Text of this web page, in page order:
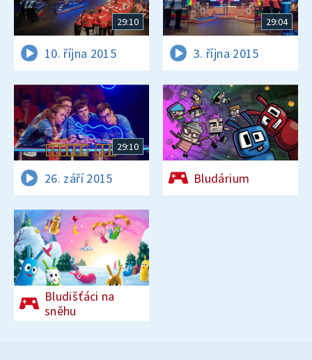
29:10
10. října 2015
29:04
3. října 2015
29:10
26. září 2015 Bludárium
Bludišťáci na
sněhu